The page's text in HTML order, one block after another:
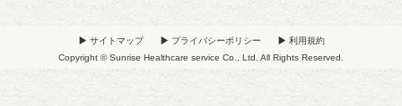
サイトマップ プライバシーポリシー
利用規約
Copyright © Sunrise Healthcare service Co., Ltd. All Rights Reserved.